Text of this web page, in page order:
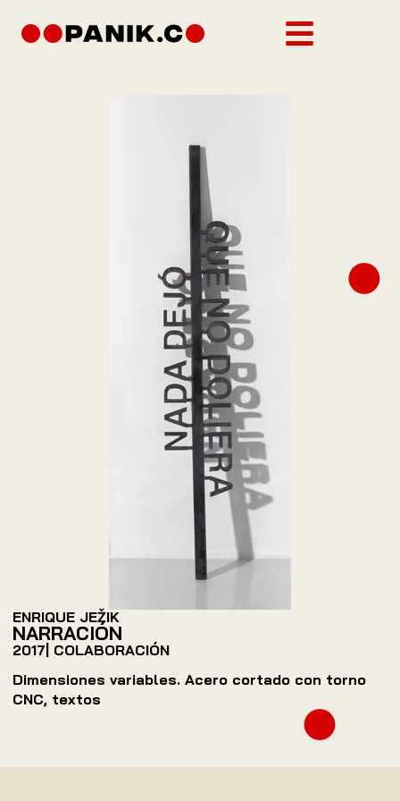
ENRIQUE JEŽIK
NARRACIÓN
2017 | COLABORACIÓN
Dimensiones variables. Acero cortado con torno
CNC, textos